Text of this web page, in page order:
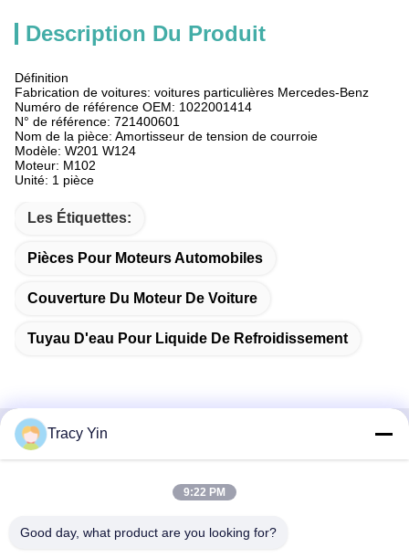
Description Du Produit
Définition
Fabrication de voitures: voitures particulières Mercedes-Benz
Numéro de référence OEM: 1022001414
N° de référence: 721400601
Nom de la pièce: Amortisseur de tension de courroie
Modèle: W201 W124
Moteur: M102
Unité: 1 pièce
Les Étiquettes:
Pièces Pour Moteurs Automobiles
Couverture Du Moteur De Voiture
Tuyau D'eau Pour Liquide De Refroidissement
Contactez rapidement
Ouest, quartier central des affaires de Wuhan, ville de
Tracy Yin
9:22 PM
Good day, what product are you looking for?